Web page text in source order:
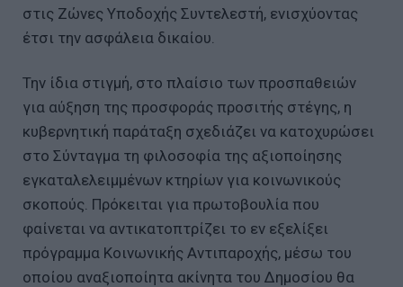
στις Ζώνες Υποδοχής Συντελεστή, ενισχύοντας
έτσι την ασφάλεια δικαίου.
Την ίδια στιγμή, στο πλαίσιο των προσπαθειών
για αύξηση της προσφοράς προσιτής στέγης, η
κυβερνητική παράταξη σχεδιάζει να κατοχυρώσει
στο Σύνταγμα τη φιλοσοφία της αξιοποίησης
εγκαταλελειμμένων κτηρίων για κοινωνικούς
σκοπούς. Πρόκειται για πρωτοβουλία που
φαίνεται να αντικατοπτρίζει το εν εξελίξει
πρόγραμμα Κοινωνικής Αντιπαροχής, μέσω του
οποίου αναξιοποίητα ακίνητα του Δημοσίου θα